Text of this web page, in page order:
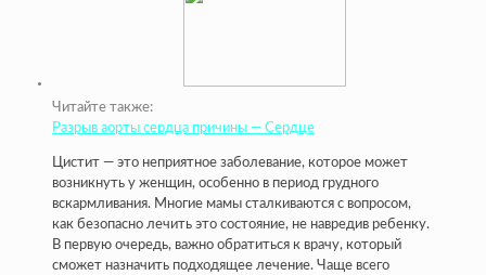
Читайте также:
Разрыв аорты сердца причины — Сердце
Цистит — это неприятное заболевание, которое может
возникнуть у женщин, особенно в период грудного
вскармливания. Многие мамы сталкиваются с вопросом,
как безопасно лечить это состояние, не навредив ребенку.
В первую очередь, важно обратиться к врачу, который
сможет назначить подходящее лечение. Чаще всего